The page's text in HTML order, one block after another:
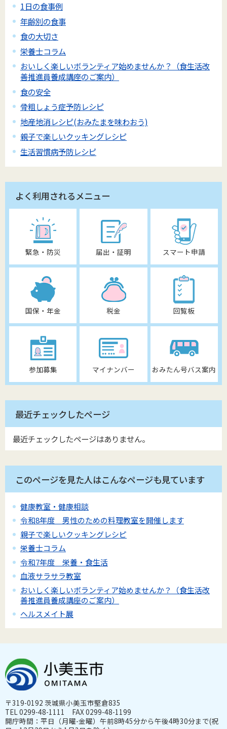
1日の食事例
年齢別の食事
食の大切さ
栄養士コラム
おいしく楽しいボランティア始めませんか？（食生活改
善推進員養成講座のご案内）
食の安全
骨粗しょう症予防レシピ
地産地消レシピ(おみたまを味わおう)
親子で楽しいクッキングレシピ
生活習慣病予防レシピ
よく利用されるメニュー
緊急・防災 届出・証明 スマート申請
国保・年金 税金 回覧板
参加募集 マイナンバー おみたん号バス案内
最近チェックしたページ
最近チェックしたページはありません。
このページを見た人はこんなページも見ています
健康教室・健康相談
令和8年度 男性のための料理教室を開催します
親子で楽しいクッキングレシピ
栄養士コラム
令和7年度 栄養・食生活
血液サラサラ教室
おいしく楽しいボランティア始めませんか？（食生活改
善推進員養成講座のご案内）
ヘルスメイト展
〒319-0192 茨城県小美玉市堅倉835
TEL 0299-48-1111 FAX 0299-48-1199
開庁時間：平日（月曜-金曜）午前8時45分から午後4時30分まで(祝